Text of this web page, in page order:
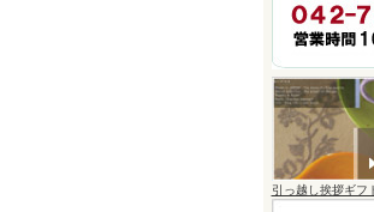
引っ越し挨拶ギ